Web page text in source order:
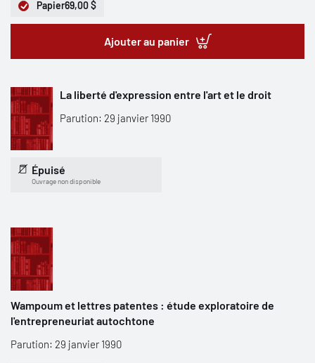
Papier69,00 $
Ajouter au panier
La liberté d'expression entre l'art et le droit
Parution: 29 janvier 1990
Épuisé
Ouvrage non disponible
Wampoum et lettres patentes : étude exploratoire de
l'entrepreneuriat autochtone
Parution: 29 janvier 1990